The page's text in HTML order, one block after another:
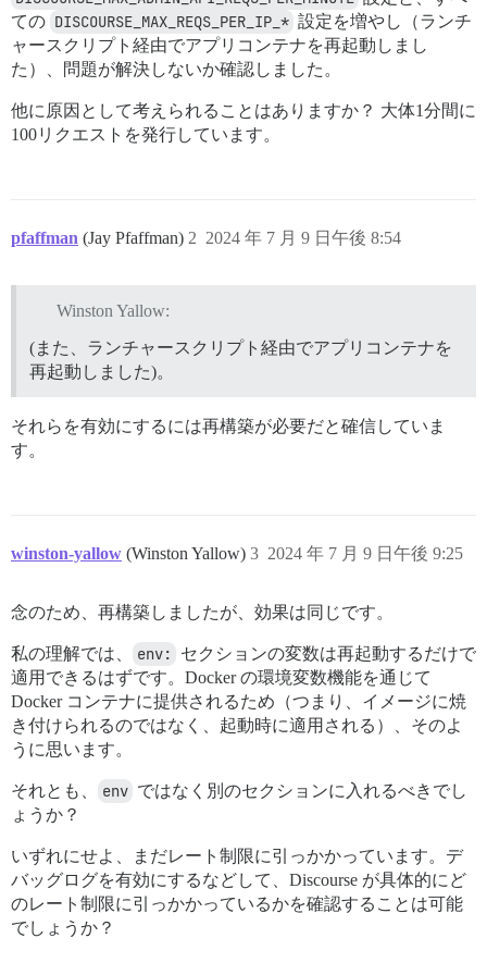
ての DISCOURSE_MAX_REQS_PER_IP_* 設定を増やし（ランチ
ャースクリプト経由でアプリコンテナを再起動しまし
た）、問題が解決しないか確認しました。
他に原因として考えられることはありますか？ 大体1分間に
100リクエストを発行しています。
pfaffman (Jay Pfaffman) 2024 年 7 月 9 日午後 8:54
2
Winston Yallow:
(また、ランチャースクリプト経由でアプリコンテナを
再起動しました)。
それらを有効にするには再構築が必要だと確信していま
す。
winston-yallow (Winston Yallow) 2024 年 7 月 9 日午後 9:25
3
念のため、再構築しましたが、効果は同じです。
私の理解では、 env:
セクションの変数は再起動するだけで
適用できるはずです。Docker の環境変数機能を通じて
Docker コンテナに提供されるため（つまり、イメージに焼
き付けられるのではなく、起動時に適用される）、そのよ
うに思います。
それとも、 env ではなく別のセクションに入れるべきでし
ょうか？
いずれにせよ、まだレート制限に引っかかっています。デ
バッグログを有効にするなどして、Discourse が具体的にど
のレート制限に引っかかっているかを確認することは可能
でしょうか？